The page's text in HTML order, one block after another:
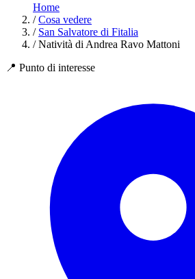
Home
/ Cosa vedere
/ San Salvatore di Fitalia
/ Natività di Andrea Ravo Mattoni
📍 Punto di interesse